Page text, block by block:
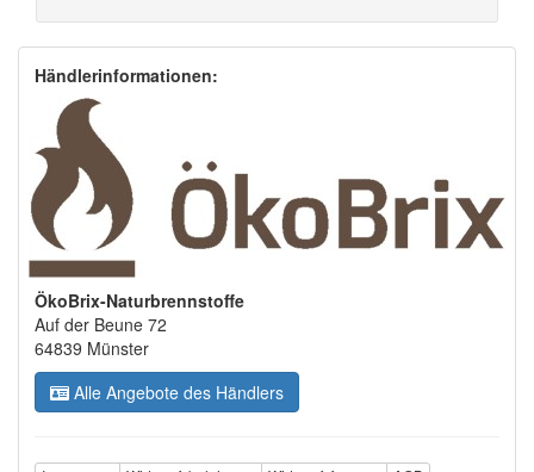
Händlerinformationen:
ÖkoBrix-Naturbrennstoffe
Auf der Beune 72
64839 Münster
Alle Angebote des Händlers